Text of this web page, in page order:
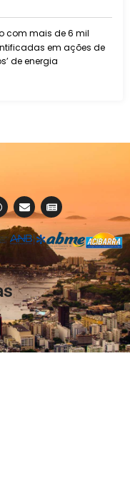
com mais de 6 mil
em ações de
de energia